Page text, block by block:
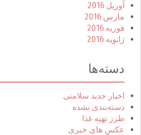
آوریل 2016
مارس 2016
فوریه 2016
ژانویه 2016
دسته‌ها
اخبار جدید سلامتی
دسته‌بندی نشده
طرز تهیه غذا
عکس های خبری